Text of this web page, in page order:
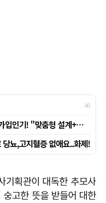
기획관이 대독한 추모사
고한 뜻을 받들어 대한